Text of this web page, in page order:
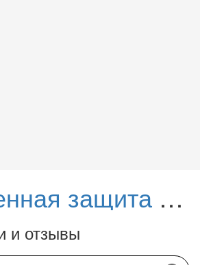
Расширенная защита в Android 16 предотвращает атаки через USB
и отзывы